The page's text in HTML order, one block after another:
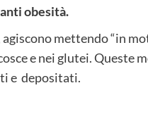
anti obesità.
agiscono mettendo “in
e nei glutei. Queste
e depositati.